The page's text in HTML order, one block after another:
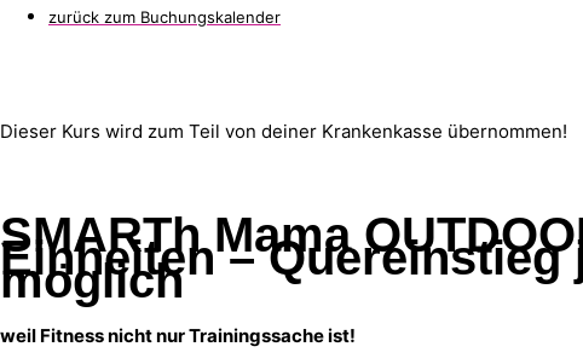
zurück zum Buchungskalender
Dieser Kurs wird zum Teil von deiner Krankenkasse übernommen!
SMARTh Mama
Einheiten – Quereinstieg
möglich
weil Fitness nicht nur Trainingssache ist!